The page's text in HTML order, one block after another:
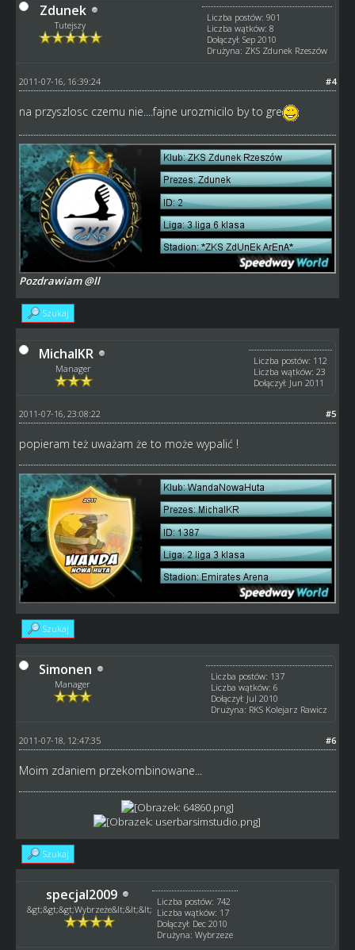
Zdunek
Tutejszy
Liczba postów: 901
Liczba wątków: 8
Dołączył: Sep 2010
Drużyna: ZKS Zdunek Rzeszów
#4
2011-07-16, 16:39:24
na przyszlosc czemu nie....fajne urozmicilo by to gre
Pozdrawiam @ll
Szukaj
MichalKR
Manager
Liczba postów: 112
Liczba wątków: 23
Dołączył: Jun 2011
#5
2011-07-16, 23:08:22
popieram też uważam że to może wypalić !
Szukaj
Simonen
Manager
Liczba postów: 137
Liczba wątków: 6
Dołączył: Jul 2010
Drużyna: RKS Kolejarz Rawicz
#6
2011-07-18, 12:47:35
Moim zdaniem przekombinowane...
Szukaj
specjal2009
&gt;&gt;&gt;Wybrzeże&lt;&lt;&lt;
Liczba postów: 742
Liczba wątków: 17
Dołączył: Dec 2010
Drużyna: Wybrzeze